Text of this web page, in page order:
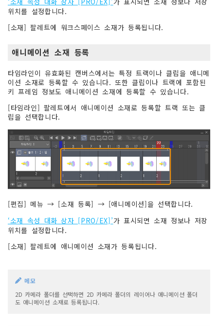
위치를 설정합니다.
[소재] 팔레트에 워크스페이스 소재가 등록됩니다.
애니메이션 소재 등록
타임라인이 유효화된 캔버스에서는 특정 트랙이나 클립을 애니메
이션 소재로 등록할 수 있습니다. 또한 클립이나 트랙에 포함된
키 프레임 정보도 애니메이션 소재에 등록할 수 있습니다.
[타임라인] 팔레트에서 애니메이션 소재로 등록할 트랙 또는 클
립을 선택합니다.
[편집] 메뉴 → [소재 등록] → [애니메이션]을 선택합니다.
‘소재 속성 대화 상자 [PRO/EX]’가 표시되면 소재 정보나 저장
위치를 설정합니다.
[소재] 팔레트에 애니메이션 소재가 등록됩니다.
메모
2D 카메라 폴더를 선택하면 2D 카메라 폴더의 레이어나 애니메이션 폴더
도 애니메이션 소재로 등록됩니다.